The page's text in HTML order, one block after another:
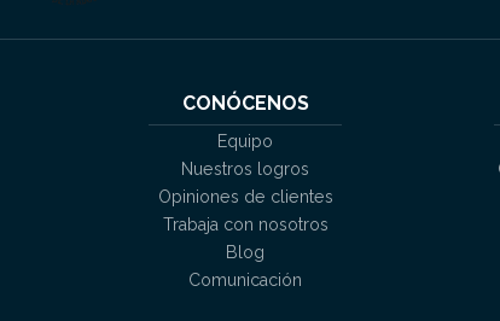
CONÓCENOS
Equipo
Nuestros logros
Opiniones de clientes
Trabaja con nosotros
Blog
Comunicación